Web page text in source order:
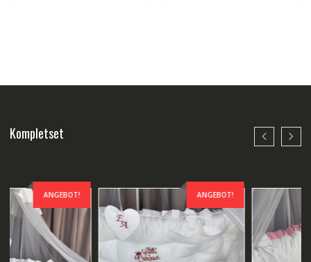
Kompletset
ANGEBOT! ANGEBOT!